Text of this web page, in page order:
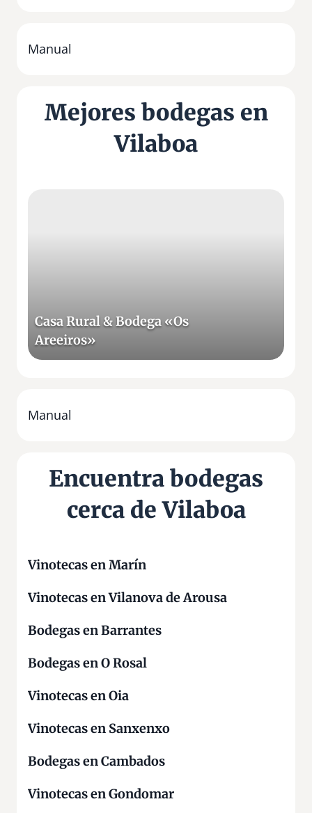
Manual
Mejores bodegas en
Vilaboa
Casa Rural & Bodega «Os
Areeiros»
&
e
e
r
s
Manual
Encuentra bodegas
cerca de Vilaboa
Vinotecas en Marín
Vinotecas en Vilanova de Arousa
Bodegas en Barrantes
Bodegas en O Rosal
Vinotecas en Oia
Vinotecas en Sanxenxo
Bodegas en Cambados
Vinotecas en Gondomar